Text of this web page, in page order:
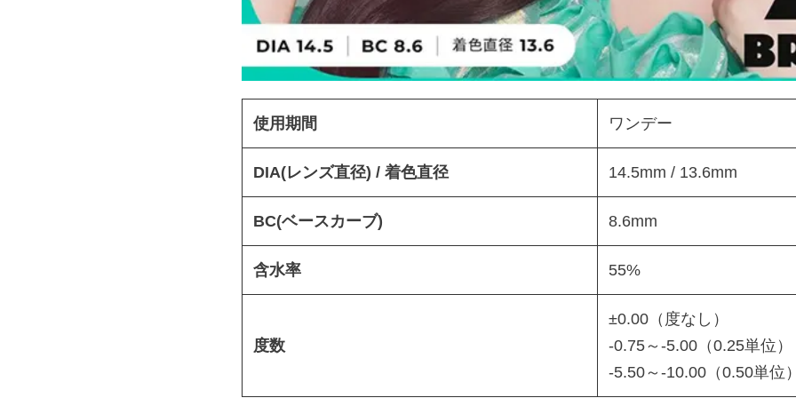
使用期間 ワンデー
DIA(レンズ直径) / 着色直径 14.5mm / 13.6mm
BC(ベースカーブ) 8.6mm
含水率 55%
度数
±0.00（度なし）
-0.75～-5.00（0.25単位）
-5.50～-10.00（0.50単位